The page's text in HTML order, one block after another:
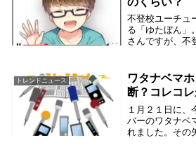
不登校ユーチュ
る「ゆたぼん」
さんですが、不
んさんは不登校
かも気になっ...
トレンドニュース
ワタナベマ
断？コレコ
１月２１日に、
バーのワタナベ
れました。その